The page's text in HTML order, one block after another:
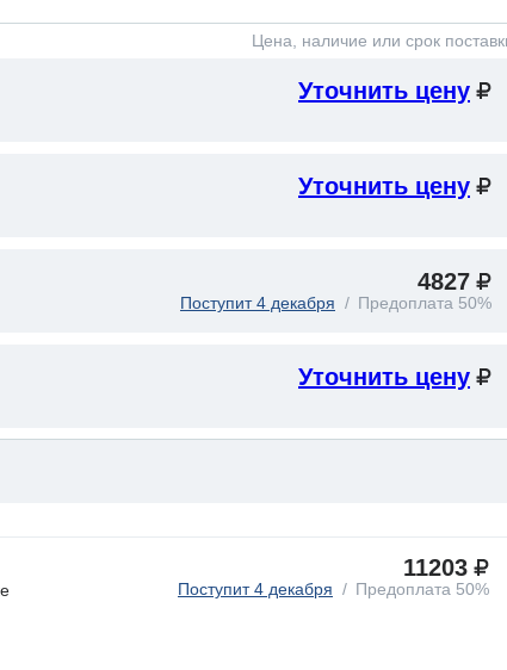
Цена, наличие или срок
Уточнить цену
Уточнить цену
4827
Поступит 4 декабря Предоплата 50%
Уточнить цену
11203
Поступит 4 декабря Предоплата 50%